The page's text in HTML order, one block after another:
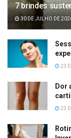
7 brindes
30 DE JULHO DE
23
Dor
23